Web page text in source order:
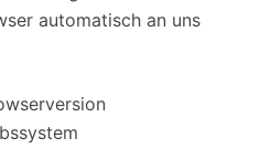
automatisch an uns